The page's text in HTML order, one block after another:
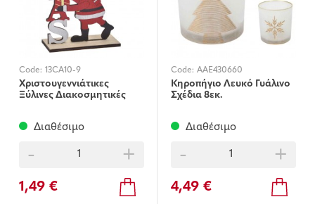
Code: 13CA10-9
Χριστουγεννιάτικες
Ξύλινες Διακοσμητικές
Διαθέσιμο
- +
1,49 €
Code: AAE430660
Κηροπήγιο Λευκό Γυάλινο
Σχέδια 8εκ.
Διαθέσιμο
- +
4,49 €